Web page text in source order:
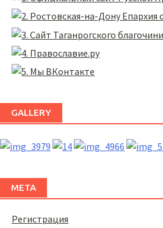
GALLERY
МЕТА
Регистрация